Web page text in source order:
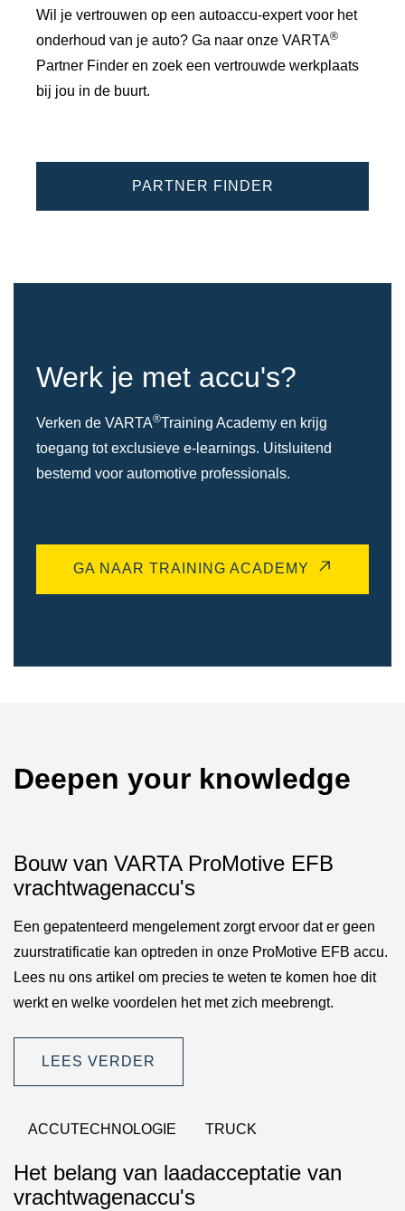
Wil je vertrouwen op een autoaccu-expert voor het
onderhoud van je auto? Ga naar onze VARTA®
Partner Finder en zoek een vertrouwde werkplaats
bij jou in de buurt.
PARTNER FINDER
Werk je met accu's?
Verken de VARTA®Training Academy en krijg
toegang tot exclusieve e-learnings. Uitsluitend
bestemd voor automotive professionals.
GA NAAR TRAINING ACADEMY
Deepen your knowledge
Bouw van VARTA ProMotive EFB
vrachtwagenaccu's
Een gepatenteerd mengelement zorgt ervoor dat er geen
zuurstratificatie kan optreden in onze ProMotive EFB accu.
Lees nu ons artikel om precies te weten te komen hoe dit
werkt en welke voordelen het met zich meebrengt.
LEES VERDER
ACCUTECHNOLOGIE TRUCK
Het belang van laadacceptatie van
vrachtwagenaccu's